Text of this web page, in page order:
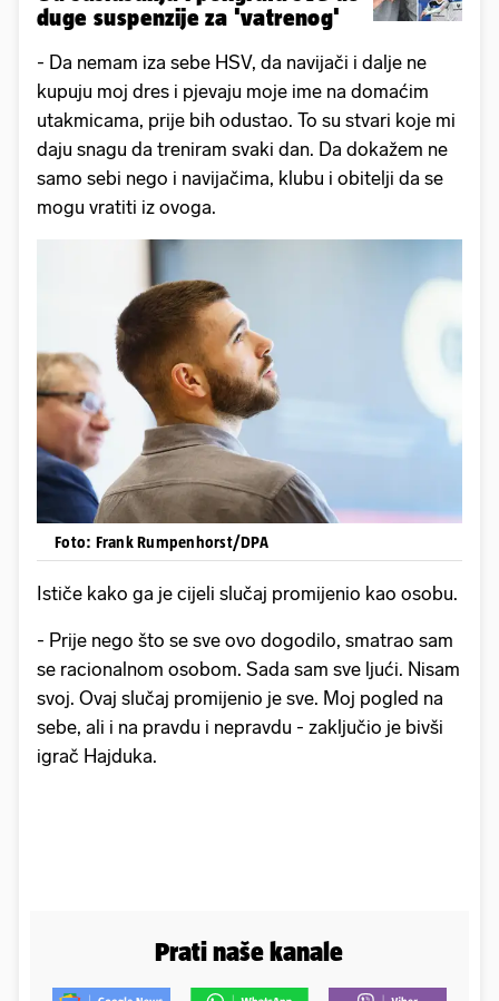
duge suspenzije za 'vatrenog'
- Da nemam iza sebe HSV, da navijači i dalje ne
kupuju moj dres i pjevaju moje ime na domaćim
utakmicama, prije bih odustao. To su stvari koje mi
daju snagu da treniram svaki dan. Da dokažem ne
samo sebi nego i navijačima, klubu i obitelji da se
mogu vratiti iz ovoga.
Foto: Frank Rumpenhorst/DPA
Ističe kako ga je cijeli slučaj promijenio kao osobu.
- Prije nego što se sve ovo dogodilo, smatrao sam
se racionalnom osobom. Sada sam sve ljući. Nisam
svoj. Ovaj slučaj promijenio je sve. Moj pogled na
sebe, ali i na pravdu i nepravdu - zaključio je bivši
igrač Hajduka.
Prati naše kanale